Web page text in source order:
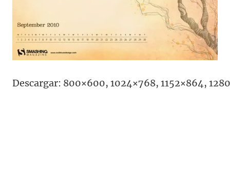
Descargar: 800×600, 1024×768, 1152×864,